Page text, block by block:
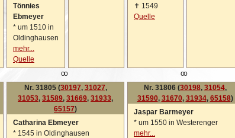
Tönnies
Ebmeyer
* um 1510 in
Oldinghausen
mehr...
Quelle
✝ 1549
Quelle
oo
oo
Nr. 31805 (30197, 31027,
31053, 31589, 31669, 31933,
65157)
Catharina Ebmeyer
* 1545 in Oldinghausen
Nr. 31806 (30198, 31054,
31590, 31670, 31934, 65158)
Jaspar Barmeyer
* um 1550 in Westerenger
mehr...